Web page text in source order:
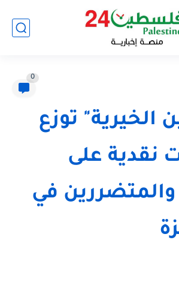
0
توزع
نقدية على
والمتضررين في